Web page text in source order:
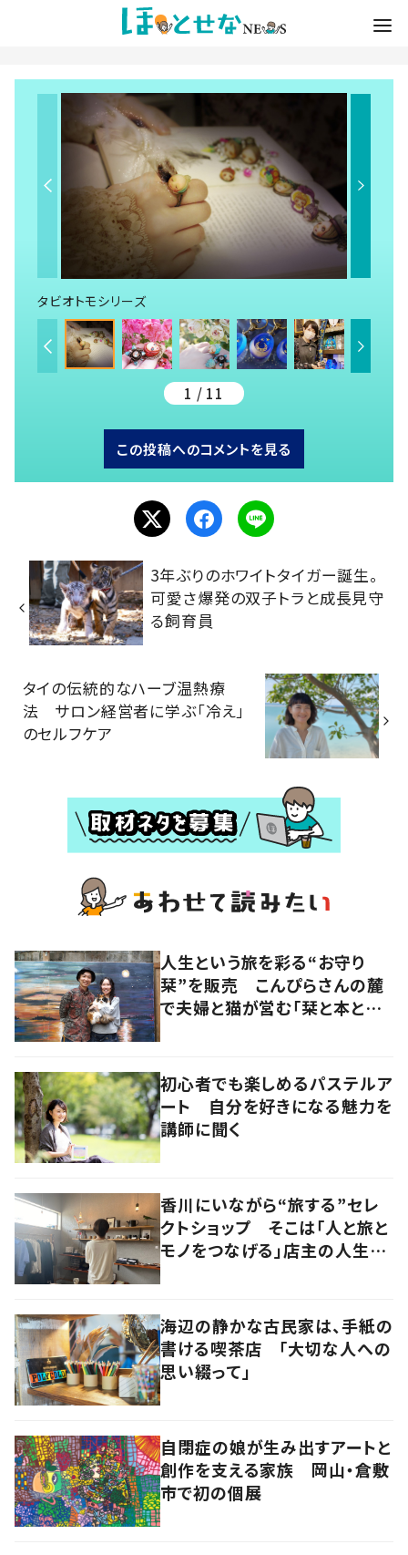
タビオトモシリーズ
1 / 11
この投稿へのコメントを見る
3年ぶりのホワイトタイガー誕生。
可愛さ爆発の双子トラと成長見守
る飼育員
タイの伝統的なハーブ温熱療
法 サロン経営者に学ぶ「冷え」
のセルフケア
人生という旅を彩る“お守り
栞”を販売 こんぴらさんの麓
で夫婦と猫が営む「栞と本とカ
初心者でも楽しめるパステルア
ート 自分を好きになる魅力を
講師に聞く
香川にいながら“旅する”セレ
クトショップ そこは「人と旅と
モノをつなげる」店主の人生観
海辺の静かな古民家は、手紙の
書ける喫茶店 「大切な人への
思い綴って」
自閉症の娘が生み出すアートと
創作を支える家族 岡山・倉敷
市で初の個展